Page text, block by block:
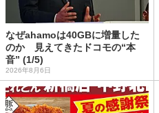
なぜahamoは40GBに増量した
のか 見えてきたドコモの“本
音” (1/5)
2026年8月6日